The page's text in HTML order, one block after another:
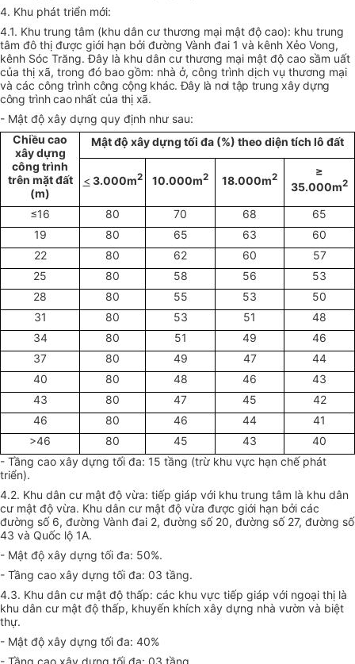
4. Khu phát triển mới:
4.1. Khu trung tâm (khu dân cư thương mại mật độ cao): khu trung
tâm đô thị được giới hạn bởi đường Vành đai 1 và kênh Xẻo Vong,
kênh Sóc Trăng. Đây là khu dân cư thương mại mật độ cao sầm uất
của thị xã, trong đó bao gồm: nhà ở, công trình dịch vụ thương mại
và các công trình công cộng khác. Đây là nơi tập trung xây dựng
công trình cao nhất của thị xã.
- Mật độ xây dựng quy định như sau:
Chiều cao
xây dựng
công trình
trên mặt đất
(m)
Mật độ xây dựng tối đa (%) theo diện tích lô đất
< 3.000m2 10.000m2 18.000m2
≥
35.000m2
≤16 80 70 68
65
19
80 65 63
60
22
80 62 60
57
25
80 58 56
53
28
80 55 53
50
31
80 53 51
48
34
80 51 49
46
37
80 49 47
44
40
80 48 46
43
43
80 47 45
42
46
80 46 44
41
>46
80 45 43
40
- Tầng cao xây dựng tối đa: 15 tầng (trừ khu vực hạn chế phát
triển).
4.2. Khu dân cư mật độ vừa: tiếp giáp với khu trung tâm là khu dân
cư mật độ vừa. Khu dân cư mật độ vừa được giới hạn bởi các
đường số 6, đường Vành đai 2, đường số 20, đường số 27, đường số
43 và Quốc lộ 1A.
- Mật độ xây dựng tối đa: 50%.
- Tầng cao xây dựng tối đa: 03 tầng.
4.3. Khu dân cư mật độ thấp: các khu vực tiếp giáp với ngoại thị là
khu dân cư mật độ thấp, khuyến khích xây dựng nhà vườn và biệt
thự.
- Mật độ xây dựng tối đa: 40%